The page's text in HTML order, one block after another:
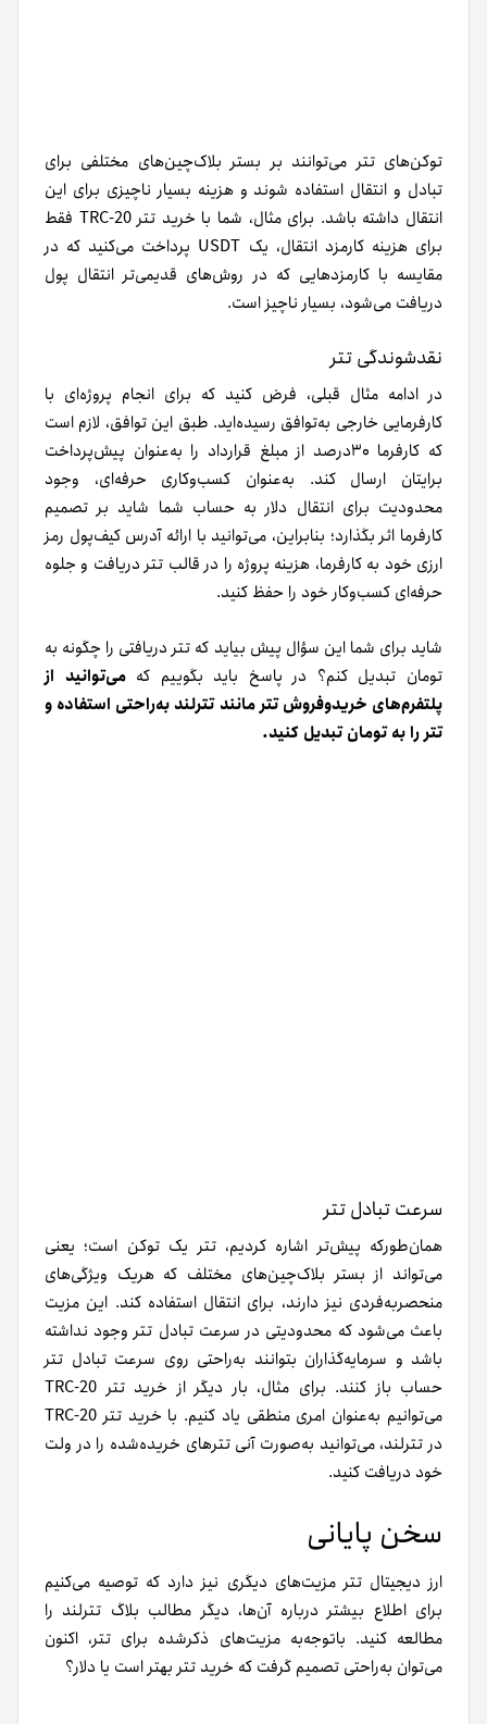
توکن‌های تتر می‌توانند بر بستر بلاک‌چین‌های مختلفی برای
تبادل و انتقال استفاده شوند و هزینه بسیار ناچیزی برای این
انتقال داشته باشد. برای مثال، شما با خرید تتر TRC-20 فقط
برای هزینه کارمزد انتقال، یک USDT پرداخت می‌کنید که در‌
مقایسه‌ با کارمزدهایی که در روش‌های قدیمی‌تر انتقال پول
دریافت می‌شود، بسیار ناچیز است.
نقدشوندگی تتر
در ادامه مثال قبلی، فرض کنید که برای انجام پروژه‌ای با
کارفرمایی خارجی به‌توافق رسیده‌اید. طبق این توافق، لازم است
که کارفرما ۳۰درصد از مبلغ قرارداد را به‌عنوان پیش‌پرداخت
برایتان ارسال کند. به‌عنوان کسب‌وکاری حرفه‌ای، وجود
محدودیت برای انتقال دلار به حساب شما شاید بر تصمیم
کارفرما اثر بگذارد؛ بنابراین، می‌توانید با ارائه آدرس کیف‌پول رمز
ارزی خود به کارفرما، هزینه پروژه را در قالب تتر دریافت و جلوه
حرفه‌ای کسب‌وکار خود را حفظ کنید.
شاید برای شما این سؤال پیش بیاید که تتر دریافتی را چگونه به
تومان تبدیل کنم؟ در پاسخ باید بگوییم کهمی‌توانید از
پلتفرم‌های خرید‌و‌فروش تتر مانند تترلند به‌راحتی استفاده و
تتر را به تومان تبدیل کنید.
سرعت تبادل تتر
همان‌طور‌که پیش‌تر اشاره کردیم، تتر یک توکن است؛ یعنی
می‌تواند از بستر بلاک‌چین‌های مختلف که هریک ویژگی‌های
منحصر‌به‌فردی نیز دارند، برای انتقال استفاده کند. این مزیت
باعث می‌شود که محدودیتی در سرعت تبادل تتر وجود نداشته
باشد و سرمایه‌گذاران بتوانند به‌راحتی روی سرعت تبادل تتر
حساب باز کنند. برای مثال، بار دیگر از خرید تتر TRC-20
می‌توانیم به‌عنوان امری منطقی یاد کنیم. با خرید تتر TRC-20
در تترلند، می‌توانید به‌صورت آنی تترهای خریده‌شده را در ولت
خود دریافت کنید.
سخن پایانی
ارز دیجیتال تتر مزیت‌های دیگری نیز دارد که توصیه می‌کنیم
برای اطلاع بیشتر درباره آن‌ها، دیگر مطالب بلاگ تترلند را
مطالعه کنید. باتوجه‌به مزیت‌های ذکر‌شده برای تتر، اکنون
می‌توان به‌راحتی تصمیم گرفت که خرید تتر بهتر است یا دلار؟